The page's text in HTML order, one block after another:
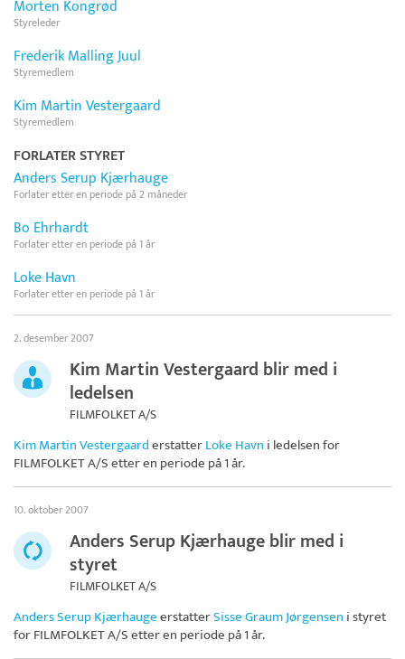
Morten Kongrød
Styreleder
Frederik Malling Juul
Styremedlem
Kim Martin Vestergaard
Styremedlem
FORLATER STYRET
Anders Serup Kjærhauge
Forlater etter en periode på 2 måneder
Bo Ehrhardt
Forlater etter en periode på 1 år
Loke Havn
Forlater etter en periode på 1 år
2. desember 2007
Kim Martin Vestergaard blir med i
ledelsen
FILMFOLKET A/S
Kim Martin VestergaarderstatterLoke Havn i ledelsen for
FILMFOLKET A/Setter en periode på 1 år.
10. oktober 2007
Anders Serup Kjærhauge blir med i
styret
FILMFOLKET A/S
Anders Serup KjærhaugeerstatterSisse Graum Jørgensen i styret
forFILMFOLKET A/Setter en periode på 1 år.